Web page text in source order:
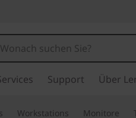
Support Über
Workstations Monitore